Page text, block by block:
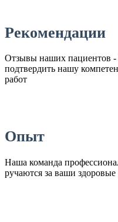
Рекомендации
Отзывы наших пациентов -
подтвердить нашу
работ
Опыт
Наша команда
ручаются за ваши